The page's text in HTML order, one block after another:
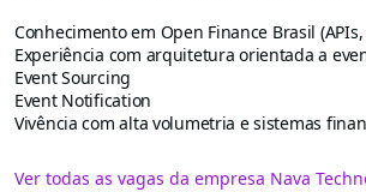
Conhecimento em Open Finance Brasil
Experiência com arquitetura orientada a
Event Sourcing
Event Notification
Vivência com alta volumetria e sistemas
Ver todas as vagas da empresa Nava